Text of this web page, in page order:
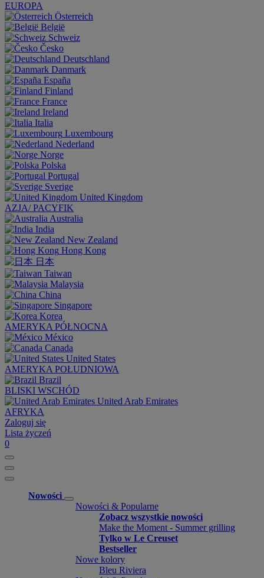
EUROPA
Österreich
België
Schweiz
Česko
Deutschland
Danmark
España
Finland
France
Ireland
Italia
Luxembourg
Nederland
Norge
Polska
Portugal
Sverige
United Kingdom
AZJA/ PACYFIK
Australia
India
New Zealand
Hong Kong
日本
Taiwan
Malaysia
China
Singapore
Korea
AMERYKA PÓŁNOCNA
México
Canada
United States
AMERYKA POŁUDNIOWA
Brazil
BLISKI WSCHÓD
United Arab Emirates
AFRYKA
Zaloguj się
Lista życzeń
0
Nowości
Nowości & Popularne
Zobacz wszystkie nowości
Make the Moment - Summer grilling
Tylko w Le Creuset
Bestseller
Nowe kolory
Bleu Riviera